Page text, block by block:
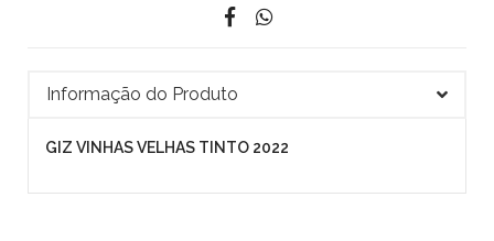
Informação do Produto
GIZ VINHAS VELHAS TINTO 2022